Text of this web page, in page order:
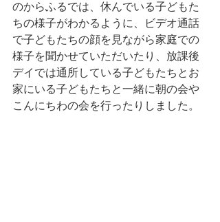
のからふるでは、休んでいる子どもた
ちの様子がわかるように、ビデオ通話
で子どもたちの顔を見ながら家庭での
様子を聞かせていただいたり、放課後
デイでは通所している子どもたちとお
家にいる子どもたちと一緒に朝の会や
こんにちわの会を行ったりしました。